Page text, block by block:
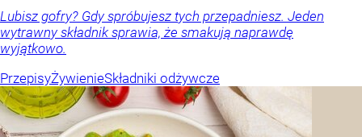
Lubisz gofry? Gdy spróbujesz tych przepadniesz. Jeden
wytrawny składnik sprawia, że smakują naprawdę
wyjątkowo.
PrzepisyŻywienieSkładniki odżywcze